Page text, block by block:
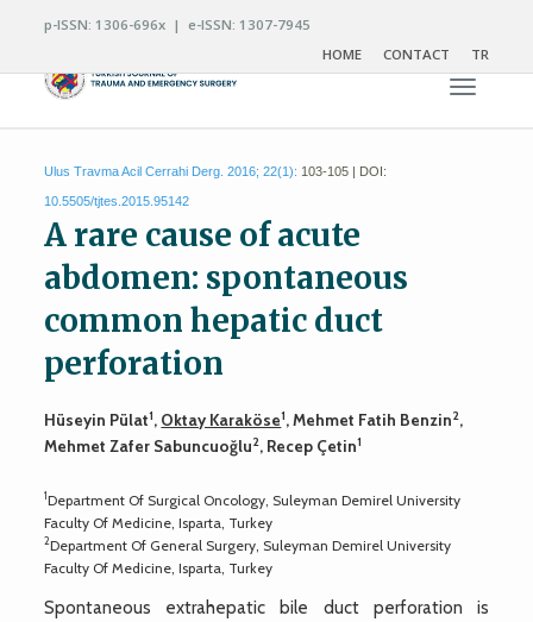
p-ISSN: 1306-696x | e-ISSN: 1307-7945
HOME
CONTACT TR
Toggle
Ulus Travma Acil Cerrahi Derg. 2016; 22(1): 103-105 | DOI:
10.5505/tjtes.2015.95142
A rare cause of acute
abdomen: spontaneous
common hepatic duct
perforation
Hüseyin Pülat1, Oktay Karaköse1, Mehmet Fatih Benzin2,
Mehmet Zafer Sabuncuoğlu2, Recep Çetin1
1Department Of Surgical Oncology, Suleyman Demirel University
Faculty Of Medicine, Isparta, Turkey
2Department Of General Surgery, Suleyman Demirel University
Faculty Of Medicine, Isparta, Turkey
Spontaneous extrahepatic bile duct perforation is